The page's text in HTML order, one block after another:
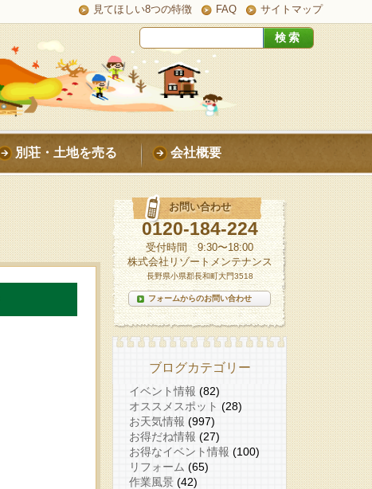
見てほしい8つの特徴 FAQ サイトマップ
別荘・土地を売る 会社概要
お問い合わせ
0120-184-224
受付時間 9:30〜18:00
株式会社リゾートメンテナンス
長野県小県郡長和町大門3518
フォームからのお問い合わせ
ブログカテゴリー
イベント情報 (82)
オススメスポット (28)
お天気情報 (997)
お得だね情報 (27)
お得なイベント情報 (100)
リフォーム (65)
作業風景 (42)